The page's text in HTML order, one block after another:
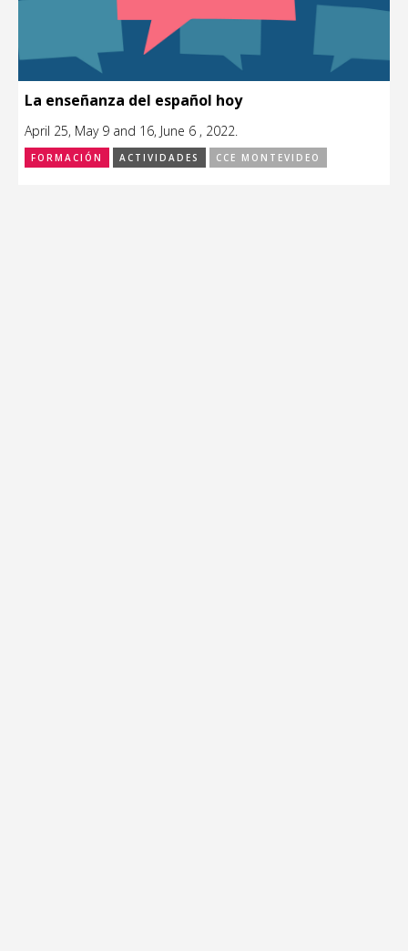
La enseñanza del español hoy
April 25, May 9 and 16, June 6 , 2022.
FORMACIÓN ACTIVIDADES CCE MONTEVIDEO